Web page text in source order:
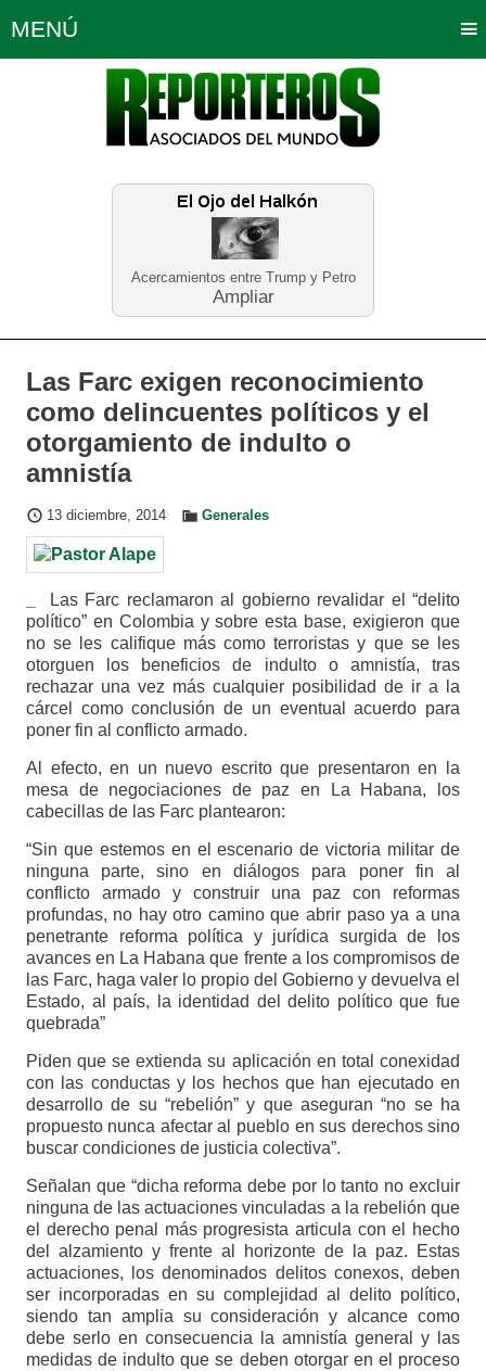
Acercamientos entre Trump y Petro
Ampliar
MENÚ
Política Opinión Bogotá
Planeta Tierra Deportes
Educación Neira
Las Farc exigen reconocimiento
como delincuentes políticos y el
otorgamiento de indulto o
amnistía
13 diciembre, 2014 Generales
Las Farc reclamaron al gobierno revalidar el “delito
político” en Colombia y sobre esta base, exigieron que
no se les califique más como terroristas y que se les
otorguen los beneficios de indulto o amnistía, tras
rechazar una vez más cualquier posibilidad de ir a la
cárcel como conclusión de un eventual acuerdo para
poner fin al conflicto armado.
Al efecto, en un nuevo escrito que presentaron en la
mesa de negociaciones de paz en La Habana, los
cabecillas de las Farc plantearon:
“Sin que estemos en el escenario de victoria militar de
ninguna parte, sino en diálogos para poner fin al
conflicto armado y construir una paz con reformas
profundas, no hay otro camino que abrir paso ya a una
penetrante reforma política y jurídica surgida de los
avances en La Habana que frente a los compromisos de
las Farc, haga valer lo propio del Gobierno y devuelva el
Estado, al país, la identidad del delito político que fue
quebrada”
Piden que se extienda su aplicación en total conexidad
con las conductas y los hechos que han ejecutado en
desarrollo de su “rebelión” y que aseguran “no se ha
propuesto nunca afectar al pueblo en sus derechos sino
buscar condiciones de justicia colectiva”.
Señalan que “dicha reforma debe por lo tanto no excluir
ninguna de las actuaciones vinculadas a la rebelión que
el derecho penal más progresista articula con el hecho
del alzamiento y frente al horizonte de la paz. Estas
actuaciones, los denominados delitos conexos, deben
ser incorporadas en su complejidad al delito político,
siendo tan amplia su consideración y alcance como
debe serlo en consecuencia la amnistía general y las
medidas de indulto que se deben otorgar en el proceso